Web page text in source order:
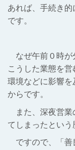
あれば、手続き
です。
なぜ午前０時が
こうした業態を
環境などに影響を
からです。
また、深夜営業
てしまったという
ですので、「善